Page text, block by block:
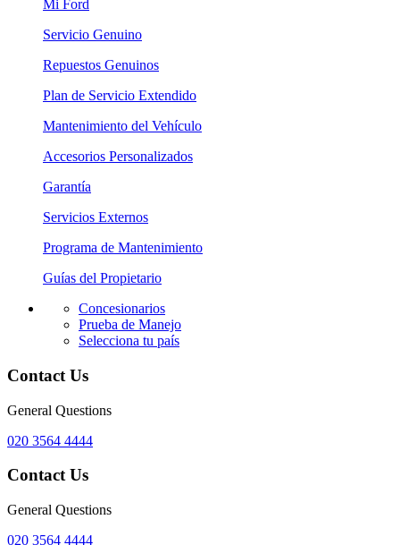
Mi Ford
Servicio Genuino
Repuestos Genuinos
Plan de Servicio Extendido
Mantenimiento del Vehículo
Accesorios Personalizados
Garantía
Servicios Externos
Programa de Mantenimiento
Guías del Propietario
Concesionarios
Prueba de Manejo
Selecciona tu país
Contact Us
General Questions
020 3564 4444
Contact Us
General Questions
020 3564 4444